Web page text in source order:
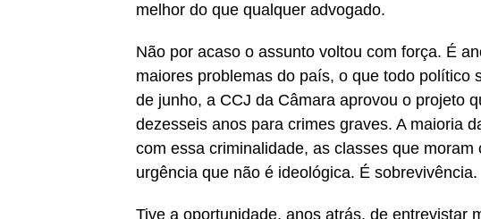
melhor do que qualquer advogado.
Não por acaso o assunto voltou com força. É
maiores problemas do país, o que todo político
de junho, a CCJ da Câmara aprovou o projeto
dezesseis anos para crimes graves. A maioria
com essa criminalidade, as classes que
urgência que não é ideológica. É sobrevivência.
Tive a oportunidade, anos atrás, de entrevistar